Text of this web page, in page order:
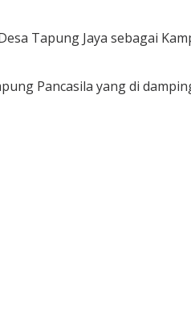
Tapung Jaya sebagai
Pancasila yang di